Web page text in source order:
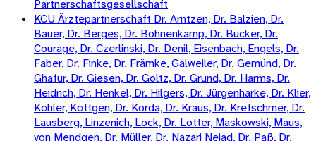
Partnerschaftsgesellschaft
KCU Ärztepartnerschaft Dr. Arntzen, Dr. Balzien, Dr.
Bauer, Dr. Berges, Dr. Bohnenkamp, Dr. Bücker, Dr.
Courage, Dr. Czerlinski, Dr. Denil, Eisenbach, Engels, Dr.
Faber, Dr. Finke, Dr. Främke, Gälweiler, Dr. Gemünd, Dr.
Ghafur, Dr. Giesen, Dr. Goltz, Dr. Grund, Dr. Harms, Dr.
Heidrich, Dr. Henkel, Dr. Hilgers, Dr. Jürgenharke, Dr. Klier,
Köhler, Köttgen, Dr. Korda, Dr. Kraus, Dr. Kretschmer, Dr.
Lausberg, Linzenich, Lock, Dr. Lotter, Maskowski, Maus,
von Mendgen, Dr. Müller, Dr. Nazari Nejad, Dr. Paß, Dr.